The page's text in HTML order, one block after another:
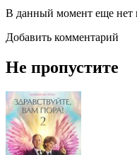
В данный момент еще нет
Добавить комментарий
Не пропустите